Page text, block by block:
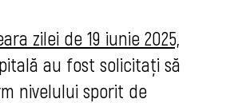
zilei de 19 iunie 2025,
au fost solicitați să
nivelului sporit de